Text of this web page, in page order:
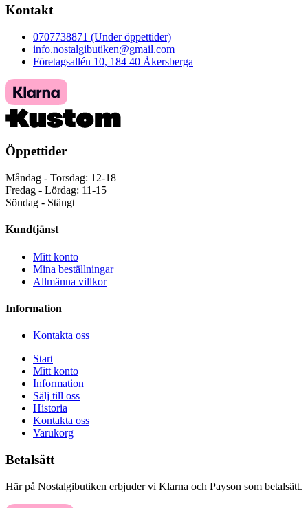
Kontakt
0707738871 (Under öppettider)
info.nostalgibutiken@gmail.com
Företagsallén 10, 184 40 Åkersberga
Öppettider
Måndag - Torsdag: 12-18
Fredag - Lördag: 11-15
Söndag - Stängt
Kundtjänst
Mitt konto
Mina beställningar
Allmänna villkor
Information
Kontakta oss
Start
Mitt konto
Information
Sälj till oss
Historia
Kontakta oss
Varukorg
Betalsätt
Här på Nostalgibutiken erbjuder vi Klarna och Payson som betalsätt.